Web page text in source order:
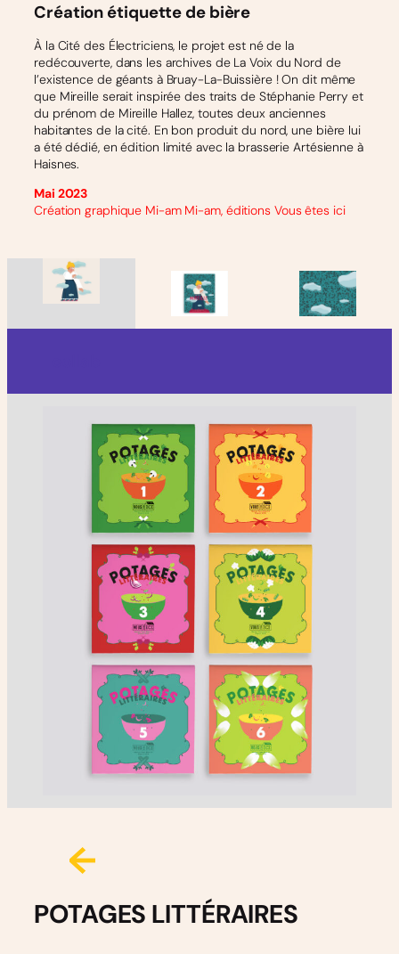
Création étiquette de bière
À la Cité des Électriciens, le projet est né de la
redécouverte, dans les archives de La Voix du Nord de
l’existence de géants à Bruay-La-Buissière ! On dit même
que Mireille serait inspirée des traits de Stéphanie Perry et
du prénom de Mireille Hallez, toutes deux anciennes
habitantes de la cité. En bon produit du nord, une bière lui
a été dédié, en édition limité avec la brasserie Artésienne à
Haisnes.
Mai 2023
Création graphique Mi-am Mi-am, éditions Vous êtes ici
POTAGES LITTÉRAIRES